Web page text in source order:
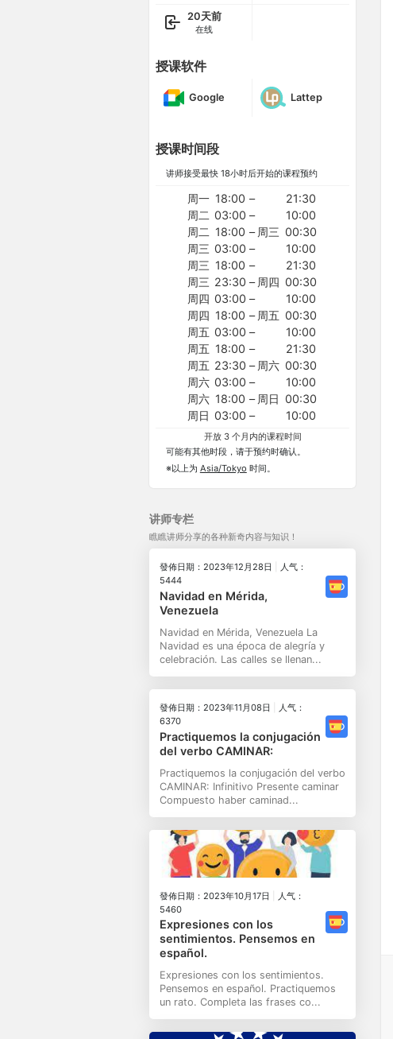
20天前
在线
授课软件
Google Lattep
授课时间段
讲师接受最快 18小时后开始的课程预约
周一 18:00 –
21:30
周二 03:00 –
10:00
周二 18:00 – 周三 00:30
周三 03:00 –
10:00
周三 18:00 –
21:30
周三 23:30 – 周四 00:30
周四 03:00 –
10:00
周四 18:00 – 周五 00:30
周五 03:00 –
10:00
周五 18:00 –
21:30
周五 23:30 – 周六 00:30
周六 03:00 –
10:00
周六 18:00 – 周日 00:30
周日 03:00 – 10:00
开放 3 个月内的课程时间
可能有其他时段，请于预约时确认。
※以上为 Asia/Tokyo 时间。
讲师专栏
瞧瞧讲师分享的各种新奇内容与知识！
發佈日期：2023年12月28日
人气：
5444
Navidad en Mérida,
Venezuela
Navidad en Mérida, Venezuela La
Navidad es una época de alegría y
celebración. Las calles se llenan...
發佈日期：2023年11月08日
人气：
6370
Practiquemos la conjugación
del verbo CAMINAR:
Practiquemos la conjugación del verbo
CAMINAR: Infinitivo Presente caminar
Compuesto haber caminad...
發佈日期：2023年10月17日
人气：
5460
Expresiones con los
sentimientos. Pensemos en
español.
Expresiones con los sentimientos.
Pensemos en español. Practiquemos
un rato. Completa las frases co...